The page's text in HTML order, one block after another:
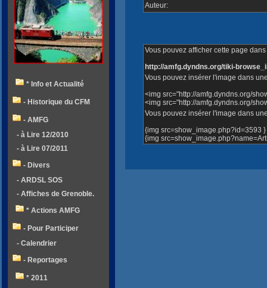
Auteur:
Vous pouvez afficher cette page
http://amfg.dyndns.org/tiki-
Vous pouvez insérer l'image dans
<img src="http://amfg.dyndns.org/
<img src="http://amfg.dyndns.org/
Vous pouvez insérer l'image dans
{img src=show_image.php?id=3593 }
{img
* Info et Actualité
- Historique du CFM
- AMFG
- à Lire 12/2010
- à Lire 07/2011
- Divers
- ARDSL SOS
- Affiches de Grenoble.
* Actions AMFG
- Pour Participer
- Calendrier
- Reportages
* 2011